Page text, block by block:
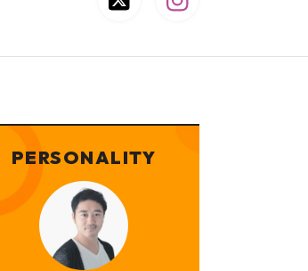
PERSONALITY